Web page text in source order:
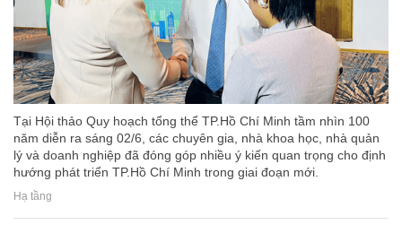
Tại Hội thảo Quy hoạch tổng thể TP.Hồ Chí Minh tầm nhìn 100
năm diễn ra sáng 02/6, các chuyên gia, nhà khoa học, nhà quản
lý và doanh nghiệp đã đóng góp nhiều ý kiến quan trọng cho định
hướng phát triển TP.Hồ Chí Minh trong giai đoạn mới.
Hạ tầng